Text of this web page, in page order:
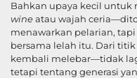
Bahkan upaya kecil
wine atau wajah
menawarkan pelarian,
bersama lelah itu. Dari
kembali melebar—tidak
tetapi tentang generasi